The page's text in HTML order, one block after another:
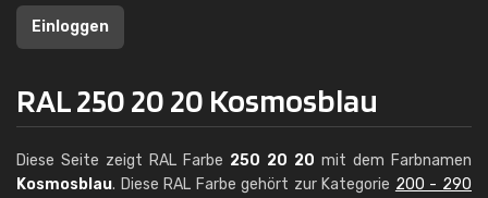
Einloggen
RAL 250 20 20 Kosmosblau
Diese Seite zeigt RAL Farbe 250 20 20 mit dem Farbnamen
Kosmosblau. Diese RAL Farbe gehört zur Kategorie 200 - 290